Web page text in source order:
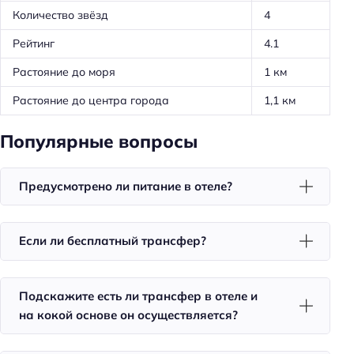
Оборудование для кухни: микроволновка
Оборудование для кухни: чайник
Трансфер: платный
Удобства в номерах
Кухня/кухонный уголок в номере
Стиральная машина
Кондиционер в номере
Номера для некурящих
Номера для курящих
Красивый вид из окна
Утюг
Холодильник
Количество звёзд
4
Рейтинг
4.1
Растояние до моря
1 км
Растояние до центра города
1,1 км
Популярные вопросы
Предусмотрено ли питание в отеле?
Если ли бесплатный трансфер?
Подскажите есть ли трансфер в отеле и
на кокой основе он осуществляется?